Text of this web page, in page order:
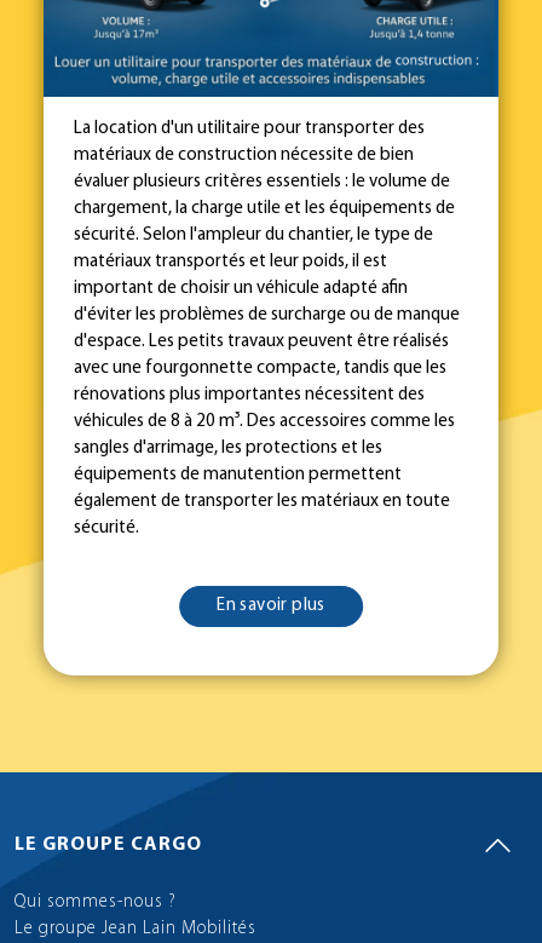
La location d'un utilitaire pour transporter des
matériaux de construction nécessite de bien
évaluer plusieurs critères essentiels : le volume de
chargement, la charge utile et les équipements de
sécurité. Selon l'ampleur du chantier, le type de
matériaux transportés et leur poids, il est
important de choisir un véhicule adapté afin
d'éviter les problèmes de surcharge ou de manque
d'espace. Les petits travaux peuvent être réalisés
avec une fourgonnette compacte, tandis que les
rénovations plus importantes nécessitent des
véhicules de 8 à 20 m³. Des accessoires comme les
sangles d'arrimage, les protections et les
équipements de manutention permettent
également de transporter les matériaux en toute
sécurité.
En savoir plus
LE GROUPE CARGO
Qui sommes-nous ?
Le groupe Jean Lain Mobilités